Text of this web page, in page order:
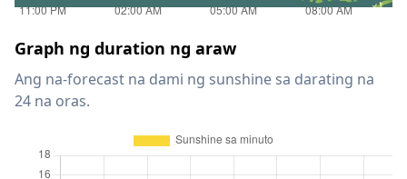
Graph ng duration ng araw
Ang na-forecast na dami ng sunshine sa darating na
24 na oras.